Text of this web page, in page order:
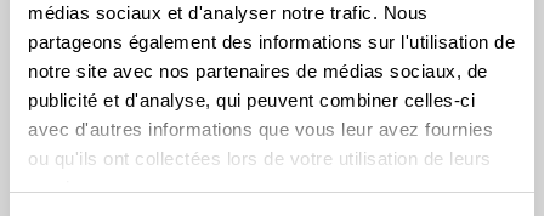
médias sociaux et d'analyser notre trafic. Nous
partageons également des informations sur l'utilisation de
notre site avec nos partenaires de médias sociaux, de
publicité et d'analyse, qui peuvent combiner celles-ci
avec d'autres informations que vous leur avez fournies
ou qu'ils ont collectées lors de votre utilisation de leurs
services.
Téléchargez la brochure
Je fais la démarche en tant que*
Entreprise
Prescripteur
Individuel